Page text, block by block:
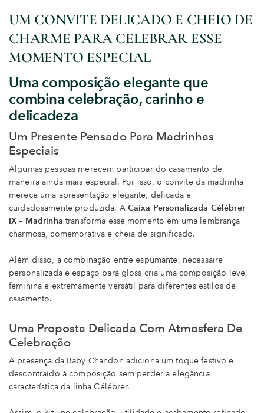
UM CONVITE DELICADO E CHEIO DE
CHARME PARA CELEBRAR ESSE
MOMENTO ESPECIAL
Uma composição elegante que
combina celebração, carinho e
delicadeza
Um Presente Pensado Para Madrinhas
Especiais
Algumas pessoas merecem participar do casamento de
maneira ainda mais especial. Por isso, o convite da madrinha
merece uma apresentação elegante, delicada e
cuidadosamente produzida. ACaixa Personalizada Célébrer
IX – Madrinha transforma esse momento em uma lembrança
charmosa, comemorativa e cheia de significado.
Além disso, a combinação entre espumante, nécessaire
personalizada e espaço para gloss cria uma composição leve,
feminina e extremamente versátil para diferentes estilos de
casamento.
Uma Proposta Delicada Com Atmosfera De
Celebração
A presença da Baby Chandon adiciona um toque festivo e
descontraído à composição sem perder a elegância
característica da linha Célébrer.